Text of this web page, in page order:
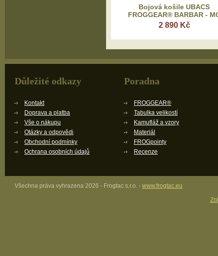
Bojová košile UBACS
FROGGEAR® BARBAR -
2 890 Kč
Důležité odkazy
Kontakt
Doprava a platba
Vše o nákupu
Otázky a odpovědi
Obchodní podmínky
Ochrana osobních údajů
Poradna
FROGGEAR®
Tabulka velikostí
Kamufláž a vzory
Materiál
FROGpointy
Recenze
Všechna práva vyhrazena 2026 - Frogtac s.r.o. - www.frogtac.eu